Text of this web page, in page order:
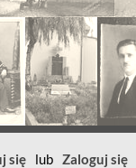
się lub Zaloguj się